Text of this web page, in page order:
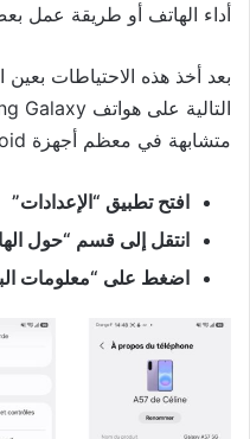
أداء الهاتف أو طريقة عمل
بعد أخذ هذه الاحتياطات بعين
التالية على هواتف
متشابهة في معظم أجهزة
افتح تطبيق “الإعدادات”
انتقل إلى قسم “حول
اضغط على “معلومات